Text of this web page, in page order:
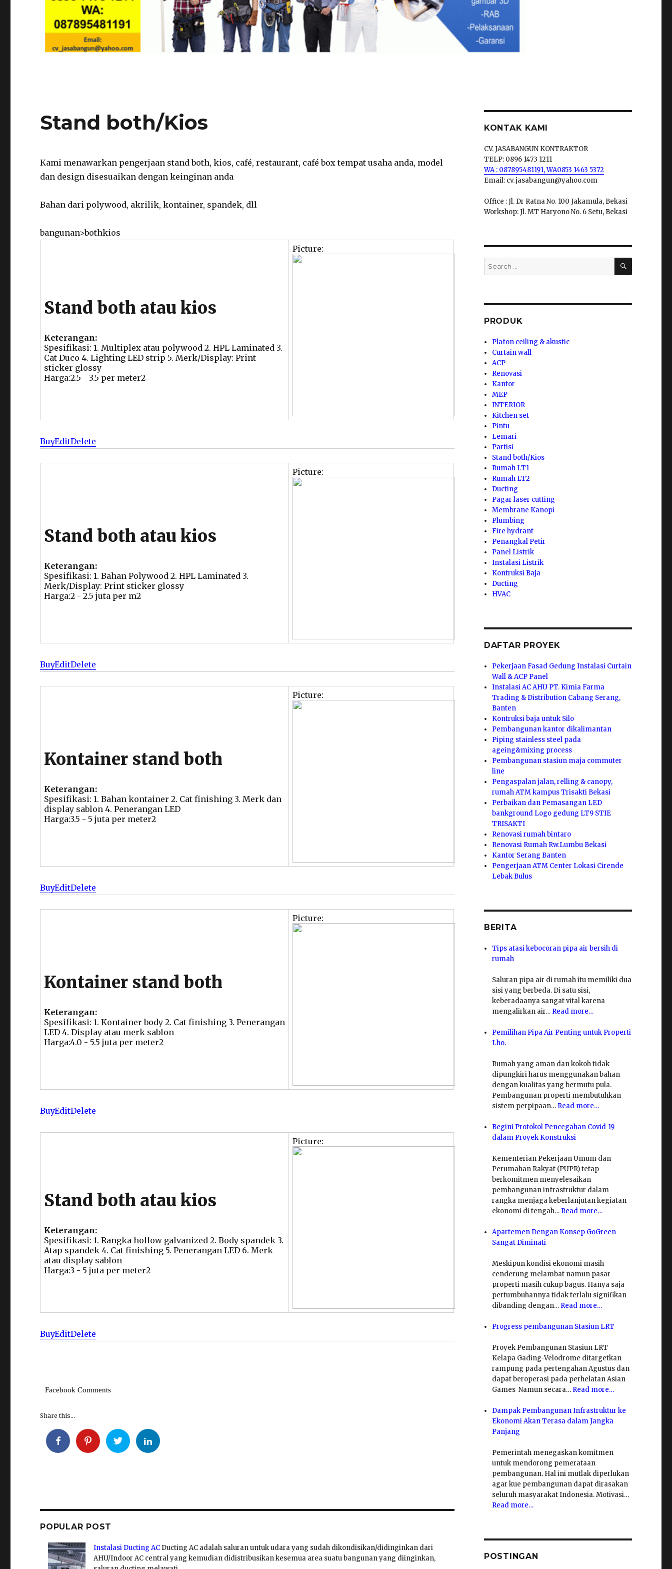
Stand both/Kios
Kami menawarkan pengerjaan stand both, kios, café, restaurant, café box tempat usaha anda, model
dan design disesuaikan dengan keinginan anda
Bahan dari polywood, akrilik, kontainer, spandek, dll
bangunan>bothkios
Stand both atau kios
Keterangan:
Spesifikasi: 1. Multiplex atau polywood 2. HPL Laminated 3.
Cat Duco 4. Lighting LED strip 5. Merk/Display: Print
sticker glossy
Harga:2.5 - 3.5 per meter2
Picture:
BuyEditDelete
Stand both atau kios
Keterangan:
Spesifikasi: 1. Bahan Polywood 2. HPL Laminated 3.
Merk/Display: Print sticker glossy
Harga:2 - 2.5 juta per m2
Picture:
BuyEditDelete
Kontainer stand both
Keterangan:
Spesifikasi: 1. Bahan kontainer 2. Cat finishing 3. Merk dan
display sablon 4. Penerangan LED
Harga:3.5 - 5 juta per meter2
Picture:
BuyEditDelete
Kontainer stand both
Keterangan:
Spesifikasi: 1. Kontainer body 2. Cat finishing 3. Penerangan
LED 4. Display atau merk sablon
Harga:4.0 - 5.5 juta per meter2
Picture:
BuyEditDelete
Stand both atau kios
Keterangan:
Spesifikasi: 1. Rangka hollow galvanized 2. Body spandek 3.
Atap spandek 4. Cat finishing 5. Penerangan LED 6. Merk
atau display sablon
Harga:3 - 5 juta per meter2
Picture:
BuyEditDelete
Facebook Comments
Share this...
POPULAR POST
Instalasi Ducting AC Ducting AC adalah saluran untuk udara yang sudah dikondisikan/didinginkan dari
AHU/Indoor AC central yang kemudian didistribusikan kesemua area suatu bangunan yang diinginkan,
KONTAK KAMI
CV. JASABANGUN KONTRAKTOR
TELP: 0896 1473 1211
WA : 087895481191,WA0853 1463 5372
Email: cv_jasabangun@yahoo.com
Office : Jl. Dr Ratna No. 100 Jakamula, Bekasi
Workshop: Jl. MT Haryono No. 6 Setu, Bekasi
Search
for:
SEARCH
PRODUK
Plafon ceiling & akustic
Curtain wall
ACP
Renovasi
Kantor
MEP
INTERIOR
Kitchen set
Pintu
Lemari
Partisi
Stand both/Kios
Rumah LT1
Rumah LT2
Ducting
Pagar laser cutting
Membrane Kanopi
Plumbing
Fire hydrant
Penangkal Petir
Panel Listrik
Instalasi Listrik
Kontruksi Baja
Ducting
HVAC
DAFTAR PROYEK
Pekerjaan Fasad Gedung Instalasi Curtain
Wall & ACP Panel
Instalasi AC AHU PT. Kimia Farma
Trading & Distribution Cabang Serang,
Banten
Kontruksi baja untuk Silo
Pembangunan kantor dikalimantan
Piping stainless steel pada
ageing&mixing process
Pembangunan stasiun maja commuter
line
Pengaspalan jalan, relling & canopy,
rumah ATM kampus Trisakti Bekasi
Perbaikan dan Pemasangan LED
bankground Logo gedung LT9 STIE
TRISAKTI
Renovasi rumah bintaro
Renovasi Rumah Rw.Lumbu Bekasi
Kantor Serang Banten
Pengerjaan ATM Center Lokasi Cirende
Lebak Bulus
BERITA
Tips atasi kebocoran pipa air bersih di
rumah
Saluran pipa air di rumah itu memiliki dua
sisi yang berbeda. Di satu sisi,
keberadaanya sangat vital karena
mengalirkan air… Read more…
Pemilihan Pipa Air Penting untuk Properti
Lho.
Rumah yang aman dan kokoh tidak
dipungkiri harus menggunakan bahan
dengan kualitas yang bermutu pula.
Pembangunan properti membutuhkan
sistem perpipaan… Read more…
Begini Protokol Pencegahan Covid-19
dalam Proyek Konstruksi
Kementerian Pekerjaan Umum dan
Perumahan Rakyat (PUPR) tetap
berkomitmen menyelesaikan
pembangunan infrastruktur dalam
rangka menjaga keberlanjutan kegiatan
ekonomi di tengah… Read more…
Apartemen Dengan Konsep GoGreen
Sangat Diminati
Meskipun kondisi ekonomi masih
cenderung melambat namun pasar
properti masih cukup bagus. Hanya saja
pertumbuhannya tidak terlalu signifikan
dibanding dengan… Read more…
Progress pembangunan Stasiun LRT
Proyek Pembangunan Stasiun LRT
Kelapa Gading-Velodrome ditargetkan
rampung pada pertengahan Agustus dan
dapat beroperasi pada perhelatan Asian
Games Namun secara… Read more…
Dampak Pembangunan Infrastruktur ke
Ekonomi Akan Terasa dalam Jangka
Panjang
Pemerintah menegaskan komitmen
untuk mendorong pemerataan
pembangunan. Hal ini mutlak diperlukan
agar kue pembangunan dapat dirasakan
seluruh masyarakat Indonesia. Motivasi…
Read more…
POSTINGAN